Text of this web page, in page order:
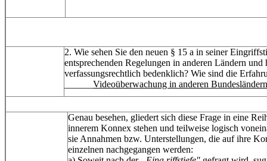
2. Wie sehen Sie den neuen § 15 a in seiner
entsprechenden Regelungen in anderen Ländern
verfassungsrechtlich bedenklich? Wie sind die
Videoüberwachung in anderen
Genau besehen, gliedert sich diese Frage in eine
innerem Konnex stehen und teilweise logisch
sie Annahmen bzw. Unterstellungen, die auf ihre
einzelnen nachgegangen werden: